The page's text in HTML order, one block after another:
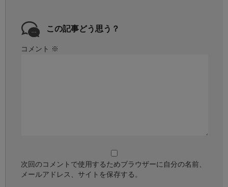
この記事どう思う？
コメント ※
次回のコメントで使用するためブラウザーに自分の名前、
メールアドレス、サイトを保存する。